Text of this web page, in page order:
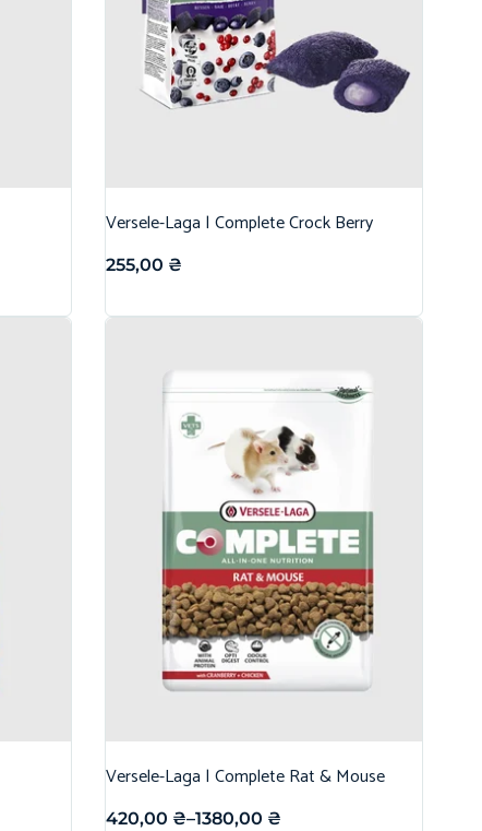
Versele-Laga | Complete Crock Berry
255,00 ₴
Versele-Laga | Complete Rat & Mouse
420,00 ₴–1380,00 ₴